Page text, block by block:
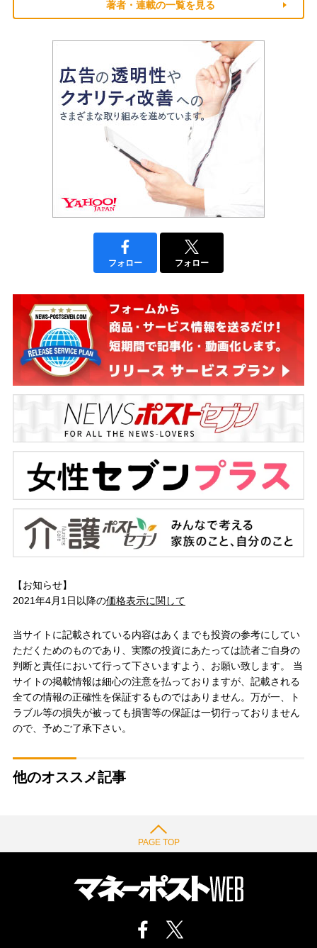
著者・連載の一覧を見る
フォロー フォロー
【お知らせ】
2021年4月1日以降の価格表示に関して
当サイトに記載されている内容はあくまでも投資の参考にしてい
ただくためのものであり、実際の投資にあたっては読者ご自身の
判断と責任において行って下さいますよう、お願い致します。 当
サイトの掲載情報は細心の注意を払っておりますが、記載される
全ての情報の正確性を保証するものではありません。万が一、ト
ラブル等の損失が被っても損害等の保証は一切行っておりません
ので、予めご了承下さい。
他のオススメ記事
PAGE TOP